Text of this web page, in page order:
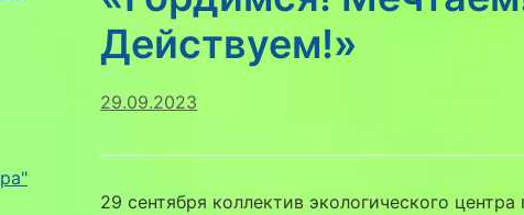
Действуем!»
29.09.2023
29 сентября коллектив экологического